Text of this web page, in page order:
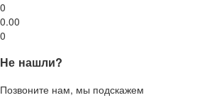
0
0.00
0
Не нашли?
Позвоните нам, мы подскажем